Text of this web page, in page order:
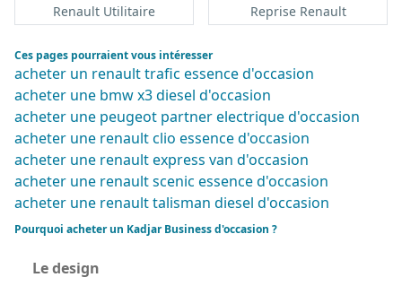
Renault Utilitaire
Reprise Renault
Ces pages pourraient vous intéresser
acheter un renault trafic essence d'occasion
acheter une bmw x3 diesel d'occasion
acheter une peugeot partner electrique d'occasion
acheter une renault clio essence d'occasion
acheter une renault express van d'occasion
acheter une renault scenic essence d'occasion
acheter une renault talisman diesel d'occasion
Pourquoi acheter un Kadjar Business d'occasion ?
Le design